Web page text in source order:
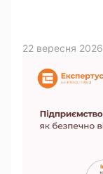
22 вересня 2026